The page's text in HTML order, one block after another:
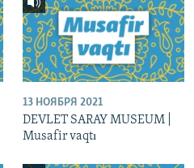
13 НОЯБРЯ 2021
DEVLET SARAY MUSEUM |
Musafir vaqtı